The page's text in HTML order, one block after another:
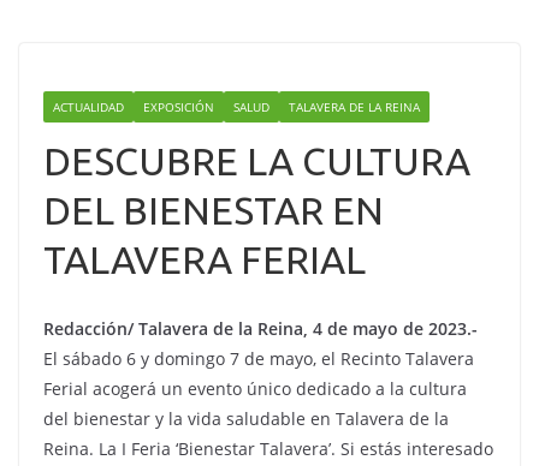
ACTUALIDAD EXPOSICIÓN SALUD TALAVERA DE LA REINA
DESCUBRE LA CULTURA
DEL BIENESTAR EN
TALAVERA FERIAL
Redacción/ Talavera de la Reina, 4 de mayo de 2023.-
El sábado 6 y domingo 7 de mayo, el Recinto Talavera
Ferial acogerá un evento único dedicado a la cultura
del bienestar y la vida saludable en Talavera de la
Reina. La I Feria ‘Bienestar Talavera’. Si estás interesado